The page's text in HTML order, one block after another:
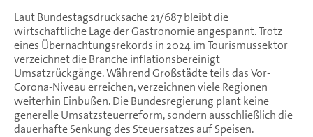
Laut Bundestagsdrucksache 21/687 bleibt die
wirtschaftliche Lage der Gastronomie angespannt. Trotz
eines Übernachtungsrekords in 2024 im Tourismussektor
verzeichnet die Branche inflationsbereinigt
Umsatzrückgänge. Während Großstädte teils das Vor-
Corona-Niveau erreichen, verzeichnen viele Regionen
weiterhin Einbußen. Die Bundesregierung plant keine
generelle Umsatzsteuerreform, sondern ausschließlich die
dauerhafte Senkung des Steuersatzes auf Speisen.